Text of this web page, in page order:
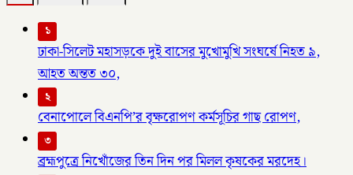
১
ঢাকা-সিলেট মহাসড়কে দুই বাসের মুখোমুখি সংঘর্ষে নিহত ৯,
আহত অন্তত ৩০,
২
বেনাপোলে বিএনপি’র বৃক্ষরোপণ কর্মসূচির গাছ রোপণ,
৩
ব্রহ্মপুত্রে নিখোঁজের তিন দিন পর মিলল কৃষকের মরদেহ।